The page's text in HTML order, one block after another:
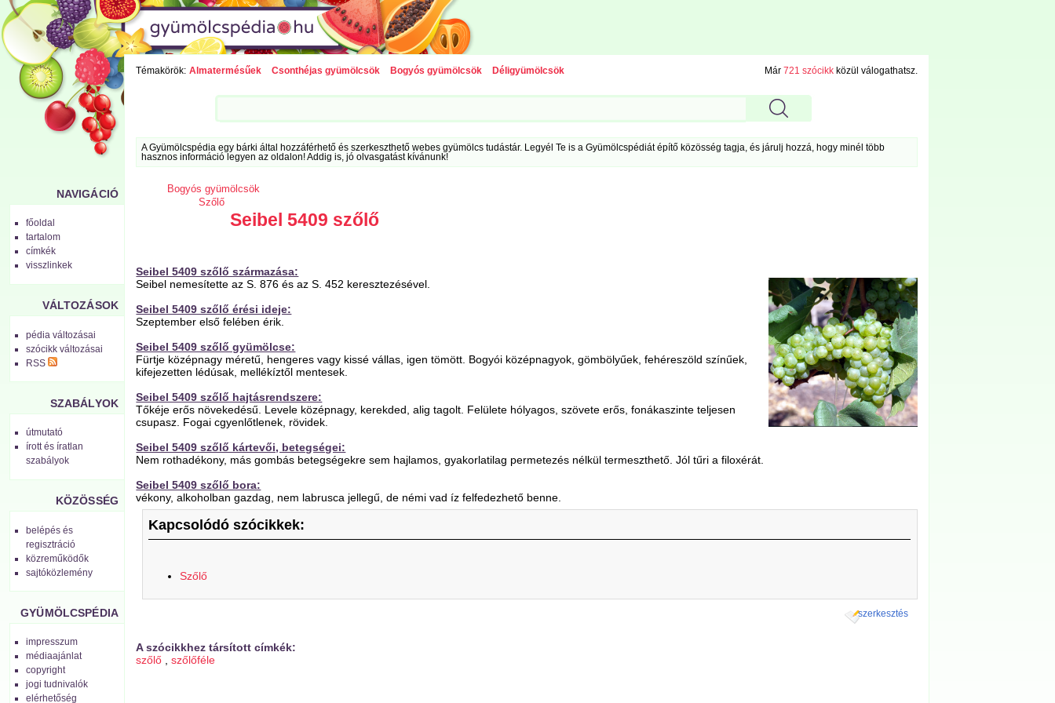
NAVIGÁCIÓ
főoldal
tartalom
címkék
visszlinkek
VÁLTOZÁSOK
pédia változásai
szócikk változásai
RSS
SZABÁLYOK
útmutató
írott és íratlan
szabályok
KÖZÖSSÉG
belépés és
regisztráció
közreműködők
sajtóközlemény
GYÜMÖLCSPÉDIA
impresszum
médiaajánlat
copyright
jogi tudnivalók
elérhetőség
Témakörök: Almatermésűek Csonthéjas gyümölcsök Bogyós gyümölcsök Déligyümölcsök Már 721 szócikkközül válogathatsz.
A Gyümölcspédia egy bárki által hozzáférhető és szerkeszthető webes gyümölcs tudástár. Legyél Te is a Gyümölcspédiát építő közösség tagja, és járulj hozzá, hogy minél több
hasznos információ legyen az oldalon! Addig is, jó olvasgatást kívánunk!
Bogyós gyümölcsök
Szőlő
Seibel 5409 szőlő
Seibel 5409 szőlő származása:
Seibel nemesítette az S. 876 és az S. 452 keresztezésével.
Seibel 5409 szőlő érési ideje:
Szeptember első felében érik.
Seibel 5409 szőlő gyümölcse:
Fürtje középnagy méretű, hengeres vagy kissé vállas, igen tömött. Bogyói középnagyok, gömbölyűek, fehéreszöld színűek,
kifejezetten lédúsak, mellékíztől mentesek.
Seibel 5409 szőlő hajtásrendszere:
Tőkéje erős növekedésű. Levele középnagy, kerekded, alig tagolt. Felülete hólyagos, szövete erős, fonákaszinte teljesen
csupasz. Fogai cgyenlőtlenek, rövidek.
Seibel 5409 szőlő kártevői, betegségei:
Nem rothadékony, más gombás betegségekre sem hajlamos, gyakorlatilag permetezés nélkül termeszthető. Jól tűri a filoxérát.
Seibel 5409 szőlő bora:
vékony, alkoholban gazdag, nem labrusca jellegű, de némi vad íz felfedezhető benne.
Kapcsolódó szócikkek:
Szőlő
szerkesztés
A szócikkhez társított címkék:
szőlő ,szőlőféle